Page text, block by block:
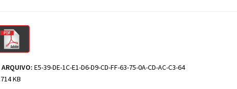
E5-39-DE-1C-E1-D6-D9-CD-FF-63-75-0A-CD-AC-C3-64
KB